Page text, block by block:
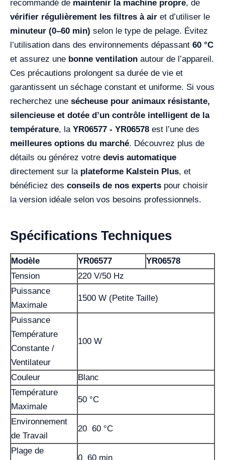
recommandé de maintenir la machine propre, de
vérifier régulièrement les filtres à air et d’utiliser le
minuteur (0–60 min) selon le type de pelage. Évitez
l’utilisation dans des environnements dépassant 60 °C
et assurez une bonne ventilation autour de l’appareil.
Ces précautions prolongent sa durée de vie et
garantissent un séchage constant et uniforme. Si vous
recherchez une sécheuse pour animaux résistante,
silencieuse et dotée d’un contrôle intelligent de la
température, la YR06577 - YR06578 est l’une des
meilleures options du marché. Découvrez plus de
détails ou générez votre devis automatique
directement sur la plateforme Kalstein Plus, et
bénéficiez des conseils de nos experts pour choisir
la version idéale selon vos besoins professionnels.
Spécifications Techniques
Modèle YR06577
YR06578
Tension
220 V/50 Hz
Puissance
Maximale
1500 W (Petite Taille)
Puissance
Température
Constante /
Ventilateur
100 W
Couleur
Blanc
Température
Maximale
50 °C
Environnement
de Travail
20 60 °C
Plage de
0 60 min